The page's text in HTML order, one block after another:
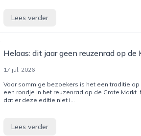
Lees verder
Helaas: dit jaar geen reuzenrad op de
17 jul. 2026
Voor sommige bezoekers is het een traditie
een rondje in het reuzenrad op de Grote Markt.
dat er deze editie niet i...
Lees verder